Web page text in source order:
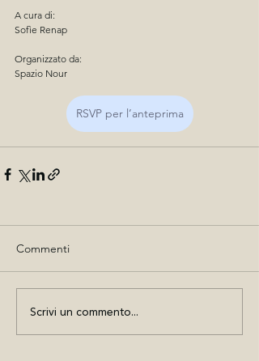
A cura di:
Sofìe Renap
Organizzato da:
Spazio Nour
RSVP per l’anteprima
Commenti
Scrivi un commento...